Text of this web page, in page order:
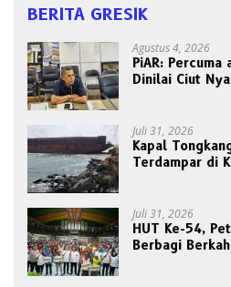
BERITA GRESIK
Agustus 4, 2026
PiAR: Percuma
Dinilai Ciut
Juli 31, 2026
Kapal
Terdampar di
Juli 31, 2026
HUT Ke-54,
Berbagi